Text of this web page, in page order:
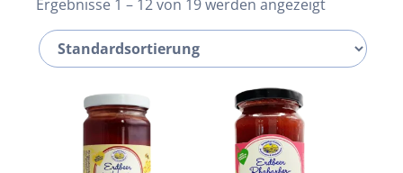
Ergebnisse 1 – 12 von 19 werden angezeigt